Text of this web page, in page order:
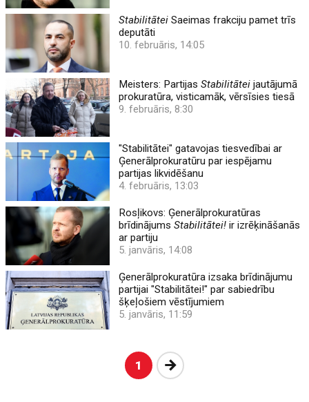
Stabilitātei Saeimas frakciju pamet trīs
deputāti
10. februāris, 14:05
Meisters: PartijasStabilitātei jautājumā
prokuratūra, visticamāk, vērsīsies tiesā
9. februāris, 8:30
"Stabilitātei" gatavojas tiesvedībai ar
Ģenerālprokuratūru par iespējamu
partijas likvidēšanu
4. februāris, 13:03
Rosļikovs: Ģenerālprokuratūras
brīdinājumsStabilitātei! ir izrēķināšanās
ar partiju
5. janvāris, 14:08
Ģenerālprokuratūra izsaka brīdinājumu
partijai "Stabilitātei!" par sabiedrību
šķeļošiem vēstījumiem
5. janvāris, 11:59
1 Nākošā